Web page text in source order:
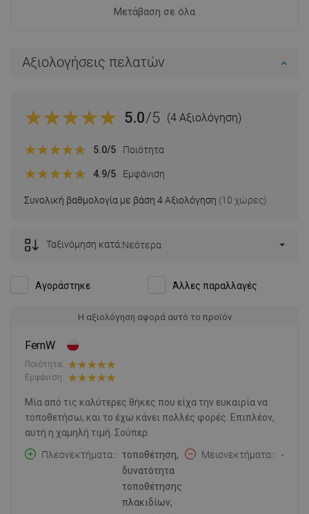
Μετάβαση σε όλα
Αξιολογήσεις πελατών
5.0/5 (4 Αξιολόγηση)
Συνολική βαθμολογία με βάση 4 Αξιολόγηση (10 χώρες)
5.0/5 Ποιότητα
4.9/5 Εμφάνιση
Αγοράστηκε Άλλες παραλλαγές
Ταξινόμηση κατά:Νεότερα
Η αξιολόγηση αφορά αυτό το προϊόν
FernW
Ποιότητα:
Εμφάνιση:
Μία από τις καλύτερες θήκες που είχα την ευκαιρία να
τοποθετήσω, και το έχω κάνει πολλές φορές. Επιπλέον,
αυτή η χαμηλή τιμή. Σούπερ.
Πλεονεκτήματα:
τοποθέτηση,
δυνατότητα
τοποθέτησης
πλακιδίων,
Μειονεκτήματα: -